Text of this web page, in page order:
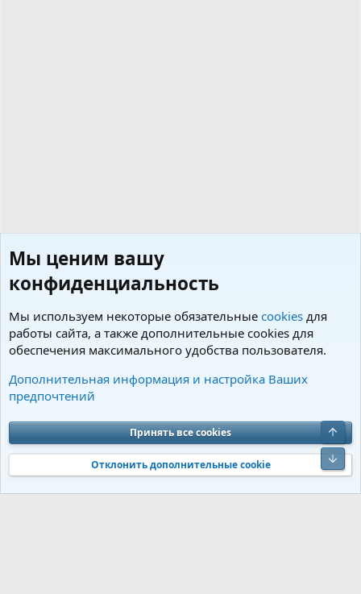
Теги
Cookies Charm by DCom
Обратная связь
Условия и правила
Политика конфиденциальности
Помощь
S
S
Community platform by XenForo® © 2010-2026 XenForo Ltd. Перевод от
Jumuro®|Media embeds via s9e/MediaSites
Мы ценим вашу
конфиденциальность
Мы используем некоторые обязательные cookies для
работы сайта, а также дополнительные cookies для
обеспечения максимального удобства пользователя.
Дополнительная информация и настройка Ваших
предпочтений
Принять все cookies
Отклонить дополнительные cookie
Верх
Низ